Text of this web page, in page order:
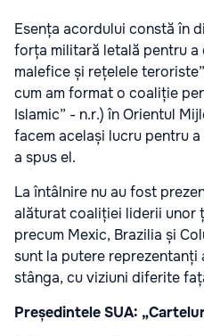
Esența acordului constă în
forța militară letală pentru
malefice și rețelele
cum am format o coaliție
Islamic” - n.r.) în Orientul
facem același lucru pentru
a spus el.
La întâlnire nu au fost
alăturat coaliției liderii unor
precum Mexic, Brazilia și
sunt la putere
stânga, cu viziuni diferite
Președintele SUA: